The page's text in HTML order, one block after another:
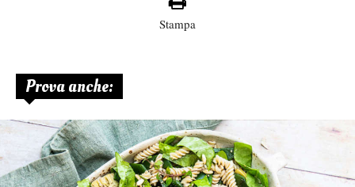
Stampa
Prova anche: